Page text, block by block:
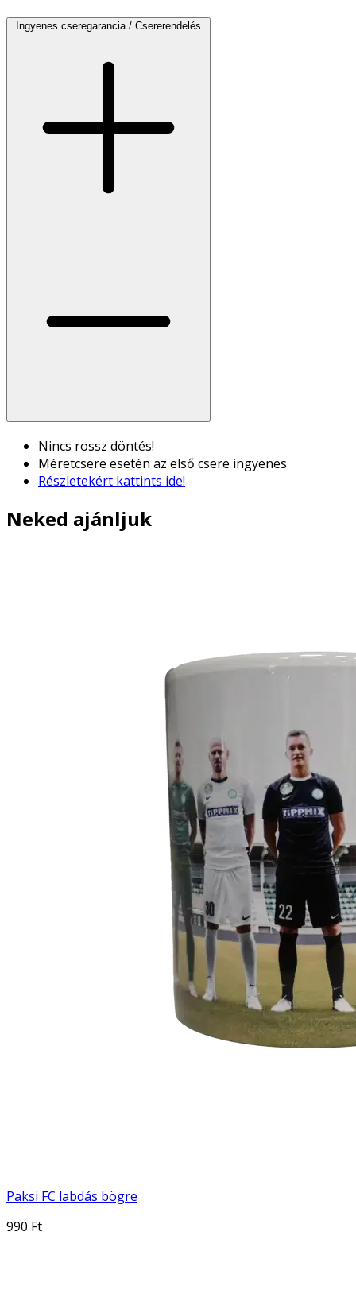
Ingyenes cseregarancia / Csererendelés
Nincs rossz döntés!
Méretcsere esetén az első csere ingyenes
Részletekért kattints ide!
Neked ajánljuk
Paksi FC labdás bögre
990 Ft